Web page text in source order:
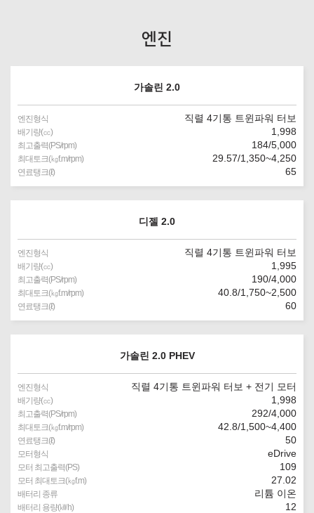
엔진
가솔린 2.0
엔진형식 직렬 4기통 트윈파워 터보
배기량(㏄) 1,998
최고출력(PS/rpm) 184/5,000
최대토크(㎏f.m/rpm) 29.57/1,350~4,250
연료탱크(ℓ) 65
디젤 2.0
엔진형식 직렬 4기통 트윈파워 터보
배기량(㏄) 1,995
최고출력(PS/rpm) 190/4,000
최대토크(㎏f.m/rpm) 40.8/1,750~2,500
연료탱크(ℓ) 60
가솔린 2.0 PHEV
엔진형식 직렬 4기통 트윈파워 터보 + 전기 모터
배기량(㏄) 1,998
최고출력(PS/rpm) 292/4,000
최대토크(㎏f.m/rpm) 42.8/1,500~4,400
연료탱크(ℓ) 50
모터형식 eDrive
모터 최고출력(PS) 109
모터 최대토크(㎏f.m) 27.02
배터리 종류 리튬 이온
배터리 용량(㎾h) 12